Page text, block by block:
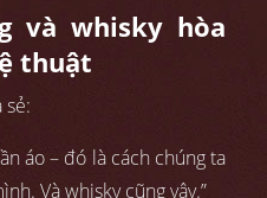
và whisky hòa
thuật
sẻ:
áo – đó là cách chúng ta
Và whisky cũng vậy.”